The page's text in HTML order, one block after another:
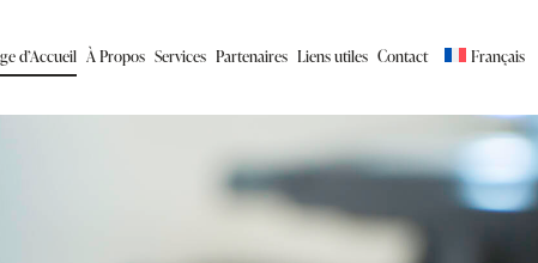
d’Accueil À Propos Services Partenaires Liens utiles Contact Français